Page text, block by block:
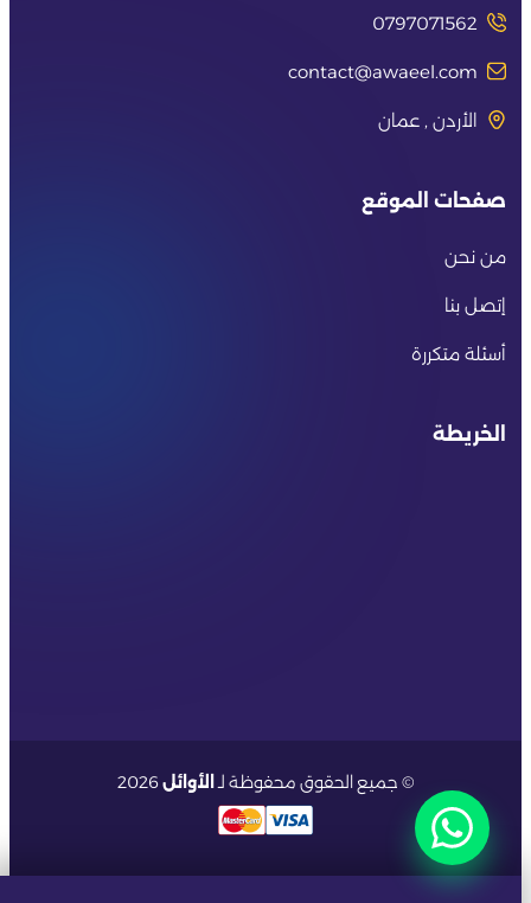
0797071562
contact@awaeel.com
الأردن , عمان
صفحات الموقع
من نحن
إتصل بنا
أسئلة متكررة
الخريطة
© جميع الحقوق محفوظة لـ الأوائل2026